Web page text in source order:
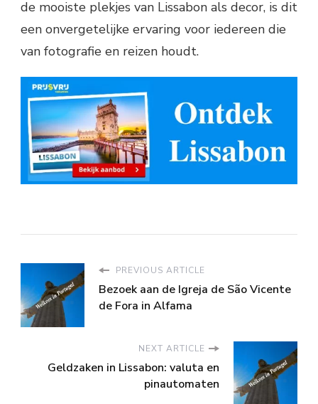
de mooiste plekjes van Lissabon als decor, is dit
een onvergetelijke ervaring voor iedereen die
van fotografie en reizen houdt.
PREVIOUS ARTICLE
Bezoek aan de Igreja de São Vicente
de Fora in Alfama
NEXT ARTICLE
Geldzaken in Lissabon: valuta en
pinautomaten